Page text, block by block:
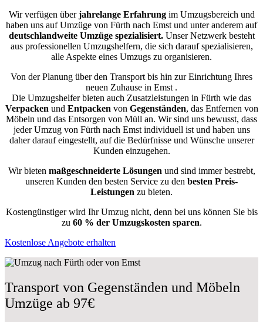
Wir verfügen überjahrelange Erfahrungim Umzugsbereich und
haben uns auf Umzüge von Fürth nach Emst und unter anderem auf
deutschlandweite Umzüge spezialisiert.Unser Netzwerk besteht
aus professionellen Umzugshelfern, die sich darauf spezialisieren,
alle Aspekte eines Umzugs zu organisieren.
Von der Planung über den Transport bis hin zur Einrichtung Ihres
neuen Zuhause in Emst .
Die Umzugshelfer bieten auch Zusatzleistungen in Fürth wie das
Verpacken und Entpacken von Gegenständen, das Entfernen von
Möbeln und das Entsorgen von Müll an. Wir sind uns bewusst, dass
jeder Umzug von Fürth nach Emst individuell ist und haben uns
daher darauf eingestellt, auf die Bedürfnisse und Wünsche unserer
Kunden einzugehen.
Wir bieten maßgeschneiderte Lösungen und sind immer bestrebt,
unseren Kunden den besten Service zu den besten Preis-
Leistungen zu bieten.
Kostengünstiger wird Ihr Umzug nicht, denn bei uns können Sie bis
zu 60 % der Umzugskosten sparen.
Kostenlose Angebote erhalten
Transport von Gegenständen und Möbeln
Umzüge ab 97€